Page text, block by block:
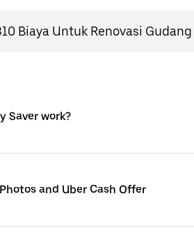
Saver work?
and Uber Cash Offer